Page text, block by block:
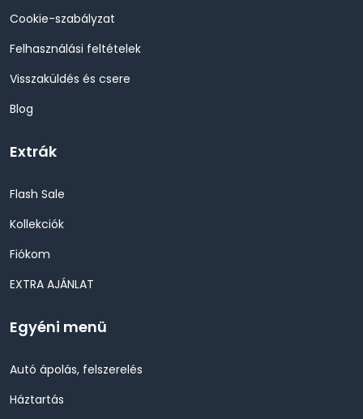
Cookie-szabályzat
Felhasználási feltételek
Visszaküldés és csere
Blog
Extrák
Flash Sale
Kollekciók
Fiókom
EXTRA AJÁNLAT
Egyéni menü
Autó ápolás, felszerelés
Háztartás